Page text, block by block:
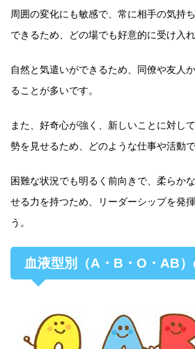
周囲の変化にも敏感で、常に相手の気持
できるため、どの場でも好意的に受け入
自然と気遣いができるため、同僚や友人
ることが多いです。
また、好奇心が強く、新しいことに対し
勢を見せるため、どのような仕事や活動
困難な状況でも明るく前向きで、柔らか
せる力を持つため、リーダーシップを発
う。
血液型別（A・B・O・AB